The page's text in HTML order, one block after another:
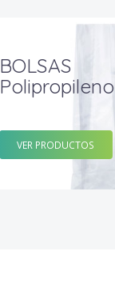
BOLSAS
Polipropileno
VER PRODUCTOS